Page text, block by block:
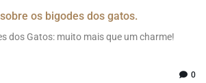
os bigodes dos gatos.
dos Gatos: muito mais que um charme!
0